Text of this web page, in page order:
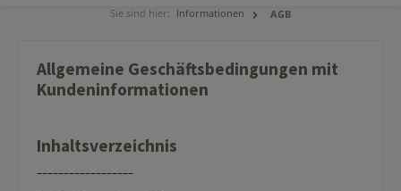
Sie sind hier: Informationen AGB
Allgemeine Geschäftsbedingungen mit
Kundeninformationen
Inhaltsverzeichnis
––––––––––––––––––